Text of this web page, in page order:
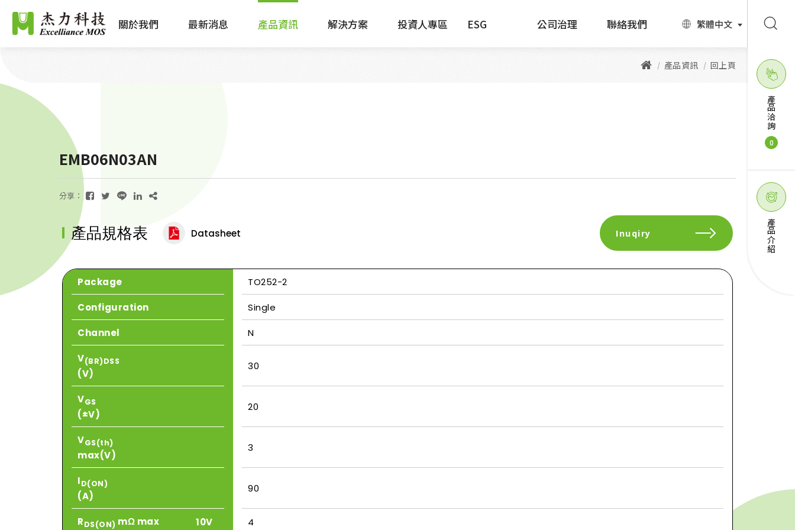
關於我們 最新消息 產品資訊 解決方案 投資人專區 ESG 公司治理 聯絡我們 繁體中文
產品洽詢
0
產品介紹
產品資訊 回上頁
EMB06N03AN
分享：
產品規格表 Datasheet Inuqiry
Package TO252-2
Configuration Single
Channel N
V(BR)DSS
(V)
30
VGS
(±V)
20
VGS(th)
max(V)
3
ID(ON)
(A)
90
RDS(ON) mΩ max 10V 4